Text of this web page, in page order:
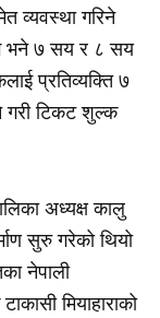
व्यवस्था गरिने
भने ७ सय र ८ सय
प्रतिव्यक्ति ७
टिकट शुल्क
अध्यक्ष कालु
सुरु गरेको थियो
नेपाली
मियाहाराको